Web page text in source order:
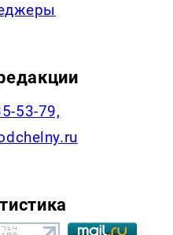
53-79,